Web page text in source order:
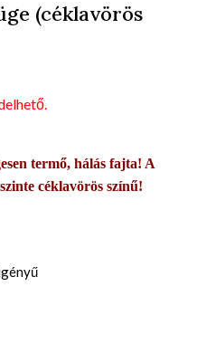
(céklavörös
termő, hálás fajta! A
céklavörös színű!